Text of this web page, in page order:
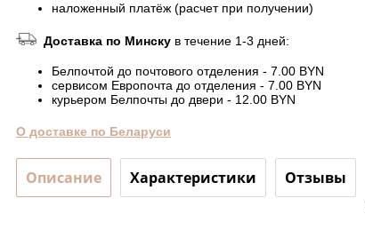
наложенный платёж (расчет при получении)
Доставка по Минску в течение 1-3 дней:
Белпочтой до почтового отделения - 7.00 BYN
сервисом Европочта до отделения - 7.00 BYN
курьером Белпочты до двери - 12.00 BYN
О доставке по Беларуси
Описание Характеристики Отзывы